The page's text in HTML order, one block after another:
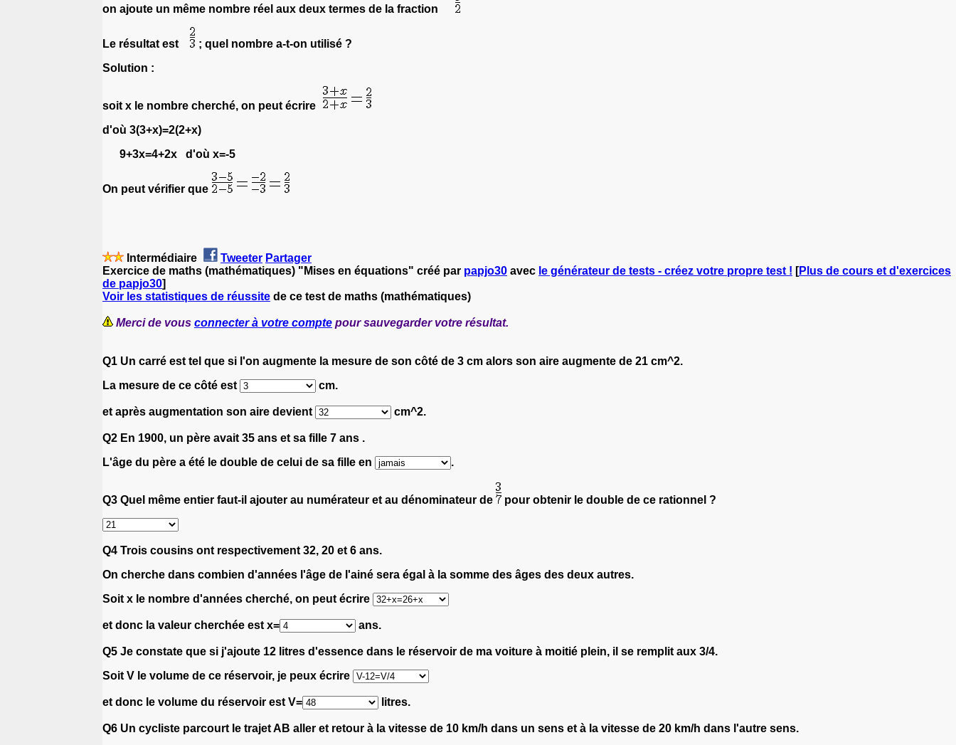
on ajoute un même nombre réel aux deux termes de la fraction
Le résultat est
; quel nombre a-t-on utilisé ?
Solution :
soit x le nombre cherché, on peut écrire
d'où 3(3+x)=2(2+x)
9+3x=4+2x d'où x=-5
On peut vérifier que
Intermédiaire Tweeter Partager
Exercice de maths (mathématiques) "Mises en équations" créé par papjo30 avec le générateur de tests - créez votre propre test ! [Plus de cours et d'exercices
de papjo30]
Voir les statistiques de réussite de ce test de maths (mathématiques)
Merci de vous connecter à votre compte pour sauvegarder votre résultat.
Q1 Un carré est tel que si l'on augmente la mesure de son côté de 3 cm alors son aire augmente de 21 cm^2.
La mesure de ce côté est
cm.
et après augmentation son aire devient cm^2.
Q2 En 1900, un père avait 35 ans et sa fille 7 ans .
L'âge du père a été le double de celui de sa fille en
.
Q3 Quel même entier faut-il ajouter au numérateur et au dénominateur de pour obtenir le double de ce rationnel ?
Q4 Trois cousins ont respectivement 32, 20 et 6 ans.
On cherche dans combien d'années l'âge de l'ainé sera égal à la somme des âges des deux autres.
Soit x le nombre d'années cherché, on peut écrire
et donc la valeur cherchée est x= ans.
Q5 Je constate que si j'ajoute 12 litres d'essence dans le réservoir de ma voiture à moitié plein, il se remplit aux 3/4.
Soit V le volume de ce réservoir, je peux écrire
et donc le volume du réservoir est V= litres.
Q6 Un cycliste parcourt le trajet AB aller et retour à la vitesse de 10 km/h dans un sens et à la vitesse de 20 km/h dans l'autre sens.